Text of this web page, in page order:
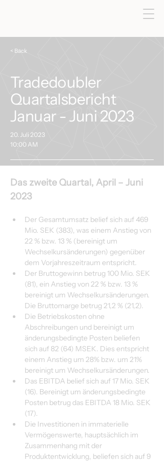
< Back
Tradedoubler
Quartalsbericht
Januar - Juni 2023
20. Juli 2023
10:00 AM
Das zweite Quartal, April – Juni
2023
Der Gesamtumsatz belief sich auf 469
Mio. SEK (383), was einem Anstieg von
22 % bzw. 13 % (bereinigt um
Wechselkursänderungen) gegenüber
dem Vorjahreszeitraum entspricht.
Der Bruttogewinn betrug 100 Mio. SEK
(81), ein Anstieg von 22 % bzw. 13 %
bereinigt um Wechselkursänderungen.
Die Bruttomarge betrug 21,2 % (21,2).
Die Betriebskosten ohne
Abschreibungen und bereinigt um
änderungsbedingte Posten beliefen
sich auf 82 (64) MSEK. Dies entspricht
einem Anstieg um 28% bzw. um 21%
bereinigt um Wechselkursänderungen.
Das EBITDA belief sich auf 17 Mio. SEK
(16). Bereinigt um änderungsbedingte
Posten betrug das EBITDA 18 Mio. SEK
(17).
Die Investitionen in immaterielle
Vermögenswerte, hauptsächlich im
Zusammenhang mit der
Produktentwicklung, beliefen sich auf 9